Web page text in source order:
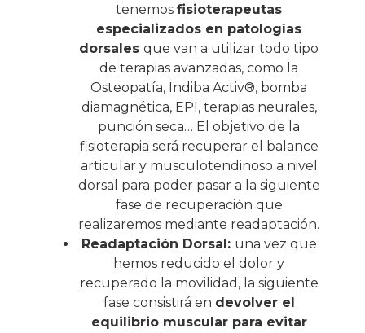
tenemos fisioterapeutas
especializados en patologías
dorsales que van a utilizar todo tipo
de terapias avanzadas, como la
Osteopatía, Indiba Activ®, bomba
diamagnética, EPI, terapias neurales,
punción seca… El objetivo de la
fisioterapia será recuperar el balance
articular y musculotendinoso a nivel
dorsal para poder pasar a la siguiente
fase de recuperación que
realizaremos mediante readaptación.
Readaptación Dorsal: una vez que
hemos reducido el dolor y
recuperado la movilidad, la siguiente
fase consistirá en devolver el
equilibrio muscular para evitar